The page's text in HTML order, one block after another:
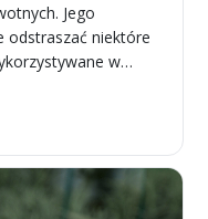
Jego
odstraszać niektóre
w…